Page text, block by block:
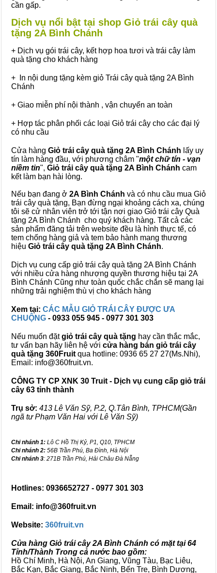
cần gấp.
Dịch vụ nổi bật tại shop Giỏ trái cây quà
tặng 2A Bình Chánh
+ Dịch vụ gói trái cây, kết hợp hoa tươi và trái cây làm
quà tặng cho khách hàng
+ In nội dung tặng kèm giỏ Trái cây quà tặng 2A Bình
Chánh
+ Giao miễn phí nội thành , vận chuyển an toàn
+ Hợp tác phân phối các loại Giỏ trái cây cho các đại lý
có nhu cầu
Cửa hàng Giỏ trái cây quà tặng 2A Bình Chánh lấy uy
tín làm hàng đầu, với phương châm "một chữ tín - vạn
niềm tin", Giỏ trái cây quà tặng 2A Bình Chánh cam
kết làm bạn hài lòng.
Nếu bạn đang ở 2A Bình Chánh và có nhu cầu mua Giỏ
trái cây quà tặng, Bạn đừng ngại khoảng cách xa, chúng
tôi sẽ cử nhân viên trở tới tận nơi giao Giỏ trái cây Quà
tặng 2A Bình Chánh cho quý khách hàng. Tất cả các
sản phẩm đăng tải trên website đều là hình thực tế, có
tem chống hàng giả và tem bảo hành mang thương
hiệu Giỏ trái cây quà tặng 2A Bình Chánh.
Dịch vụ cung cấp giỏ trái cây quà tặng 2A Bình Chánh
với nhiều cửa hàng nhượng quyền thương hiệu tại 2A
Bình Chánh Cũng như toàn quốc chắc chắn sẽ mang lại
những trải nghiệm thù vị cho khách hàng
Xem tại: CÁC MẪU GIỎ TRÁI CÂY ĐƯỢC ƯA
CHUỘNG - 0933 055 945 - 0977 301 303
Nếu muốn đặtgiỏ trái cây quà tặng hay cần thắc mắc,
tư vấn bạn hãy liên hệ với cửa hàng bán giỏ trái cây
quà tặng 360Fruit qua hotline: 0936 65 27 27(Ms.Nhi),
Email: info@360fruit.vn.
CÔNG TY CP XNK 30 Truit - Dịch vụ cung cấp giỏ trái
cây 63 tỉnh thành
Trụ sở: 413 Lê Văn Sỹ, P.2, Q.Tân Bình, TPHCM(Gần
ngã tư Phạm Văn Hai với Lê Văn Sỹ)
Chi nhánh 1: Lô C Hồ Thị Kỷ, P1, Q10, TPHCM
Chi nhánh 2: 56B Trần Phú, Ba Đình, Hà Nội
Chi nhánh 3: 271B Trần Phú, Hải Châu Đà Nẵng
Hotlines: 0936652727 - 0977 301 303
Email: info@360fruit.vn
Website: 360fruit.vn
Cửa hàng Giỏ trái cây 2A Bình Chánh có mặt tại 64
Tỉnh/Thành Trong cả nước bao gồm:
Hồ Chí Minh, Hà Nội, An Giang, Vũng Tàu, Bạc Liêu,
Bắc Kạn, Bắc Giang, Bắc Ninh, Bến Tre, Bình Dương,